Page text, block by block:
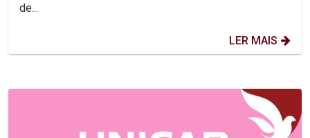
de...
LER MAIS